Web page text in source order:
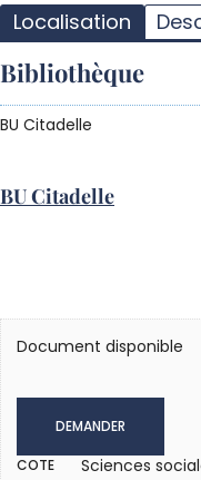
Localisation
Bibliothèque
BU Citadelle
BU Citadelle
Document disponible
DEMANDER
COTE Sciences